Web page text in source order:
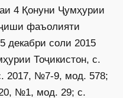
4 Қонуни Ҷумҳурии
фаъолияти
декабри соли 2015
Тоҷикистон, с.
2017, №7-9, мод. 578;
№1, мод. 29; с.